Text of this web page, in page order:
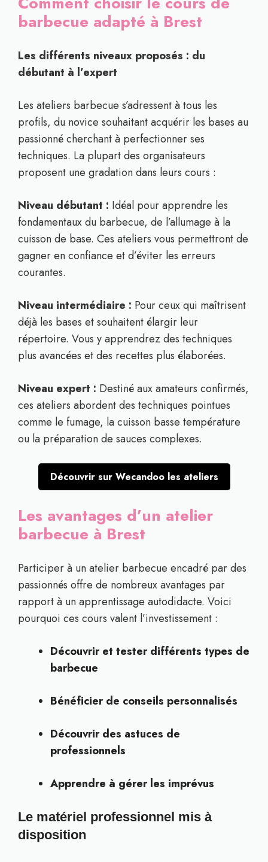
barbecue adapté à Brest
Les différents niveaux proposés : du
débutant à l’expert
Les ateliers barbecue s’adressent à tous les
profils, du novice souhaitant acquérir les bases au
passionné cherchant à perfectionner ses
techniques. La plupart des organisateurs
proposent une gradation dans leurs cours :
Niveau débutant : Idéal pour apprendre les
fondamentaux du barbecue, de l’allumage à la
cuisson de base. Ces ateliers vous permettront de
gagner en confiance et d’éviter les erreurs
courantes.
Niveau intermédiaire : Pour ceux qui maîtrisent
déjà les bases et souhaitent élargir leur
répertoire. Vous y apprendrez des techniques
plus avancées et des recettes plus élaborées.
Niveau expert : Destiné aux amateurs confirmés,
ces ateliers abordent des techniques pointues
comme le fumage, la cuisson basse température
ou la préparation de sauces complexes.
Découvrir sur Wecandoo les ateliers
Les avantages d’un atelier
barbecue à Brest
Participer à un atelier barbecue encadré par des
passionnés offre de nombreux avantages par
rapport à un apprentissage autodidacte. Voici
pourquoi ces cours valent l’investissement :
Découvrir et tester différents types de
barbecue
Bénéficier de conseils personnalisés
Découvrir des astuces de
professionnels
Apprendre à gérer les imprévus
Le matériel professionnel mis à
disposition